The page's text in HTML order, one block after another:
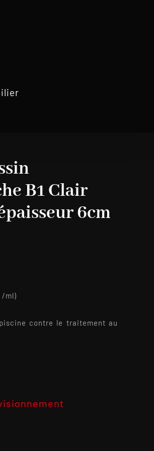
B1 Clair
6cm
/ml)
contre le traitement au